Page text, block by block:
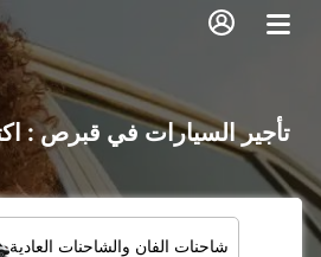
تأجير السيارات في قبرص :
شاحنات الفان والشاحنات العادية